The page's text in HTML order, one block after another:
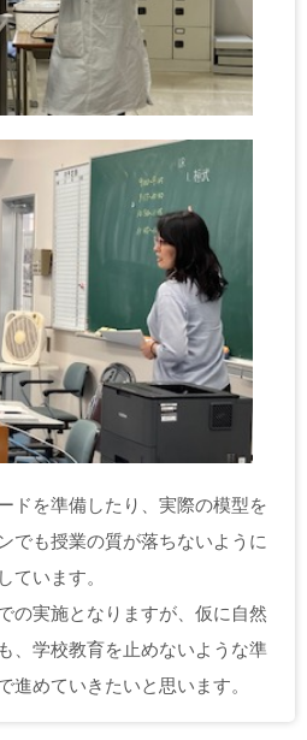
ドを準備したり、実際の模型を
でも授業の質が落ちないように
ています。
の実施となりますが、仮に自然
、学校教育を止めないような準
進めていきたいと思います。